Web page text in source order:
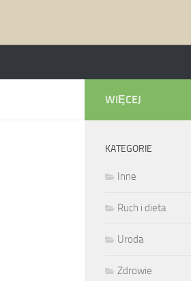
WIĘCEJ
KATEGORIE
Inne
Ruch i dieta
Uroda
Zdrowie